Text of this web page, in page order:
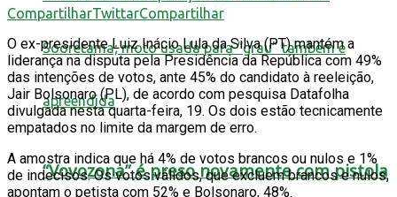
“Vovozona” é preso novamente com pistola
CompartilharTwittarCompartilhar
O ex-presidente Luiz Inácio Lula da Silva (PT) mantém a
liderança na disputa pela Presidência da República com 49%
das intenções de votos, ante 45% do candidato à reeleição,
Jair Bolsonaro (PL), de acordo com pesquisa Datafolha
divulgada nesta quarta-feira, 19. Os dois estão tecnicamente
empatados no limite da margem de erro.
A amostra indica que há 4% de votos brancos ou nulos e 1%
de indecisos. Os votos válidos, que excluem brancos e nulos,
apontam o petista com 52% e Bolsonaro, 48%.